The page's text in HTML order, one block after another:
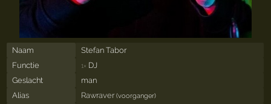
Naam
Stefan Tabor
Functie
1× DJ
Geslacht
man
Alias
Rawraver (voorganger)